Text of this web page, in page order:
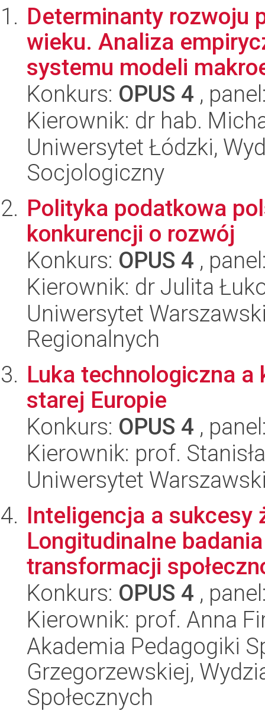
Determinanty rozwoju
wieku. Analiza
systemu modeli
Konkurs: OPUS 4 ,
Kierownik: dr hab.
Uniwersytet Łódzki,
Socjologiczny
Polityka podatkowa
konkurencji o rozwój
Konkurs: OPUS 4 ,
Kierownik: dr Julita
Uniwersytet
Regionalnych
Luka technologiczna
starej Europie
Konkurs: OPUS 4 ,
Kierownik: prof.
Uniwersytet
Inteligencja a sukcesy
Longitudinalne
transformacji
Konkurs: OPUS 4 ,
Kierownik: prof. Anna
Akademia Pedagogiki
Grzegorzewskiej,
Społecznych